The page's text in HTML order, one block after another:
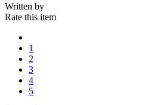
Written by
Rate this item
1
2
3
4
5